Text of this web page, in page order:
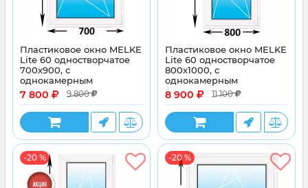
Пластиковое окно MELKE
Lite 60 одностворчатое
700x900, с
однокамерным
энергосберегающим
стеклопакетом
7 800 9 800
Пластиковое окно MELKE
Lite 60 одностворчатое
800x1000, с
однокамерным
энергосберегающим
стеклопакетом
8 900 11 100
-20 % -20 %